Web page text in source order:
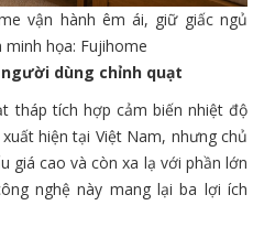
vận hành êm ái, giữ giấc ngủ
họa: Fujihome
dùng chỉnh quạt
tháp tích hợp cảm biến nhiệt độ
hiện tại Việt Nam, nhưng chủ
giá cao và còn xa lạ với phần lớn
nghệ này mang lại ba lợi ích